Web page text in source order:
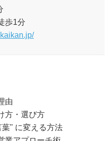
歩1分
由
方・選び方
葉" に変える方法